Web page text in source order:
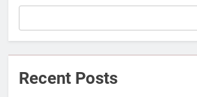
Recent Posts